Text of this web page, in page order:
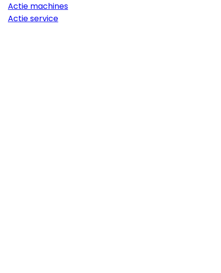
Actie machines
Actie service